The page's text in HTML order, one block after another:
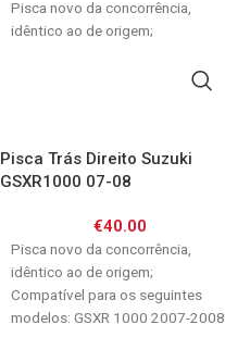
Pisca novo da concorrência,
idêntico ao de origem;
Pisca Trás Direito Suzuki
GSXR1000 07-08
€40.00
Pisca novo da concorrência,
idêntico ao de origem;
Compatível para os seguintes
modelos: GSXR 1000 2007-2008